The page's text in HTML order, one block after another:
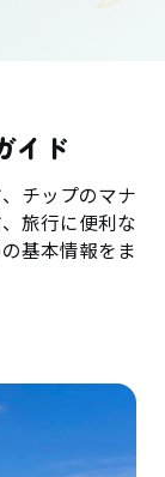
イド
チップのマナ
旅行に便利な
基本情報をま